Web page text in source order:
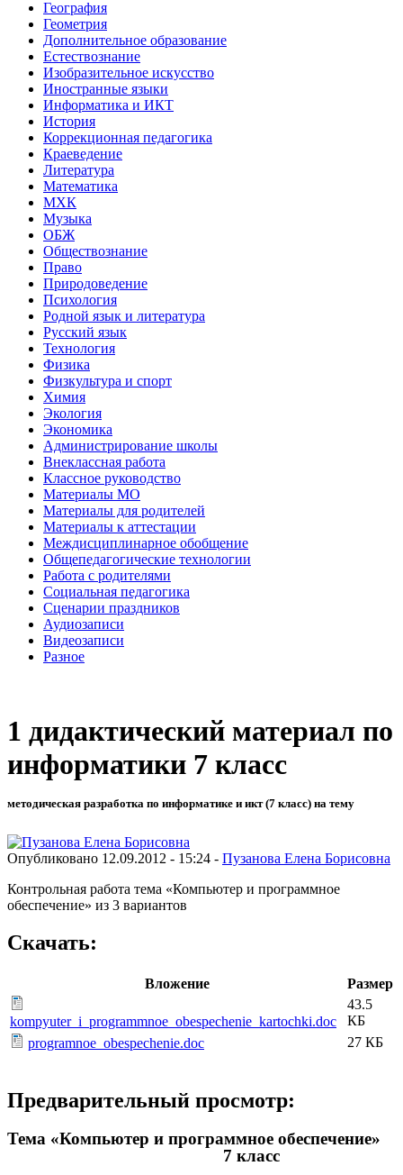
География
Геометрия
Дополнительное образование
Естествознание
Изобразительное искусство
Иностранные языки
Информатика и ИКТ
История
Коррекционная педагогика
Краеведение
Литература
Математика
МХК
Музыка
ОБЖ
Обществознание
Право
Природоведение
Психология
Родной язык и литература
Русский язык
Технология
Физика
Физкультура и спорт
Химия
Экология
Экономика
Администрирование школы
Внеклассная работа
Классное руководство
Материалы МО
Материалы для родителей
Материалы к аттестации
Междисциплинарное обобщение
Общепедагогические технологии
Работа с родителями
Социальная педагогика
Сценарии праздников
Аудиозаписи
Видеозаписи
Разное
1 дидактический материал по
информатики 7 класс
методическая разработка по информатике и икт (7 класс) на тему
Опубликовано 12.09.2012 - 15:24 - Пузанова Елена Борисовна
Контрольная работа тема «Компьютер и программное
обеспечение» из 3 вариантов
Скачать:
Вложение Размер
kompyuter_i_programmnoe_obespechenie_kartochki.doc
43.5
КБ
programnoe_obespechenie.doc
27 КБ
Предварительный просмотр:
Тема «Компьютер и программное обеспечение»
7 класс